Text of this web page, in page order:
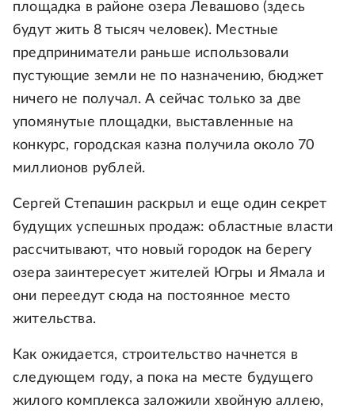
площадка в районе озера Левашово (здесь
будут жить 8 тысяч человек). Местные
предприниматели раньше использовали
пустующие земли не по назначению, бюджет
ничего не получал. А сейчас только за две
упомянутые площадки, выставленные на
конкурс, городская казна получила около 70
миллионов рублей.
Сергей Степашин раскрыл и еще один секрет
будущих успешных продаж: областные власти
рассчитывают, что новый городок на берегу
озера заинтересует жителей Югры и Ямала и
они переедут сюда на постоянное место
жительства.
Как ожидается, строительство начнется в
следующем году, а пока на месте будущего
жилого комплекса заложили хвойную аллею,